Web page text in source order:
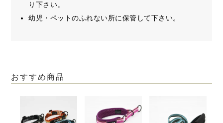
り下さい。
幼児・ペットのふれない所に保管して下さい。
おすすめ商品